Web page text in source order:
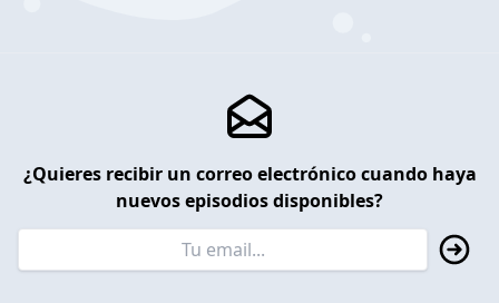
¿Quieres recibir un correo electrónico cuando haya
nuevos episodios disponibles?